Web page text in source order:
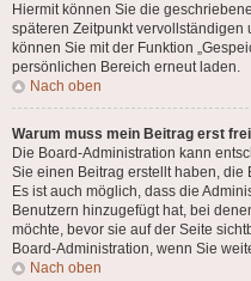
Hiermit können Sie die
späteren Zeitpunkt
können Sie mit der Funktion
persönlichen Bereich erneut laden.
Nach oben
Warum muss mein Beitrag erst
Die Board-Administration kann
Sie einen Beitrag erstellt haben, die
Es ist auch möglich, dass die
Benutzern hinzugefügt hat, bei
möchte, bevor sie auf der Seite
Board-Administration, wenn Sie
Nach oben